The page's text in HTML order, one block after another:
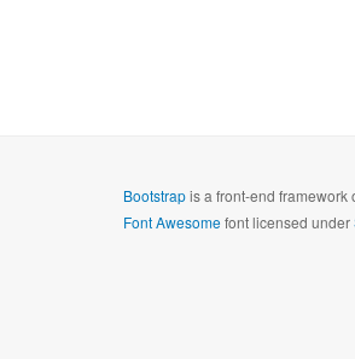
Bootstrapis a front-end framework
Font Awesomefont licensed under